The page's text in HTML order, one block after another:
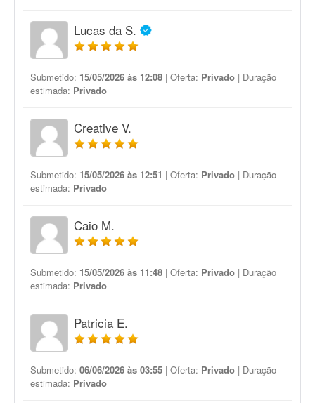
Lucas da S.
Submetido: 15/05/2026 às 12:08 | Oferta: Privado | Duração
estimada: Privado
Creative V.
Submetido: 15/05/2026 às 12:51 | Oferta: Privado | Duração
estimada: Privado
Caio M.
Submetido: 15/05/2026 às 11:48 | Oferta: Privado | Duração
estimada: Privado
Patricia E.
Submetido: 06/06/2026 às 03:55 | Oferta: Privado | Duração
estimada: Privado